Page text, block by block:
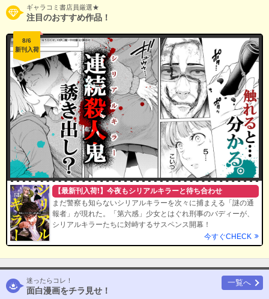
ギャラコミ書店員厳選★
注目のおすすめ作品！
8/6
新刊入荷
【最新刊入荷!】今夜もシリアルキラーと待ち合わせ
まだ警察も知らないシリアルキラーを次々に捕まえる「謎の通
報者」が現れた。「第六感」少女とはぐれ刑事のバディーが、
シリアルキラーたちに対峙するサスペンス開幕！
今すぐCHECK
迷ったらコレ！
面白漫画をチラ見せ！
一覧へ